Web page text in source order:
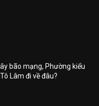
bão mạng, Phường kiểu
Lâm đi về đâu?